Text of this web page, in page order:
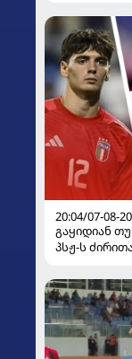
ყოფილმა
20:04/07-08-
გაყიდიან
პსჟ-ს